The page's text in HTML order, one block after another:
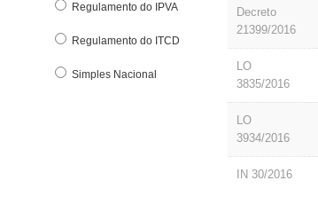
Regulamento do IPVA
Regulamento do ITCD
Simples Nacional
Decreto
21399/2016
LO
3835/2016
LO
3934/2016
IN 30/2016